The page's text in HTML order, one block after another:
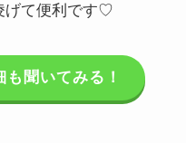
げて便利です♡
聞いてみる！